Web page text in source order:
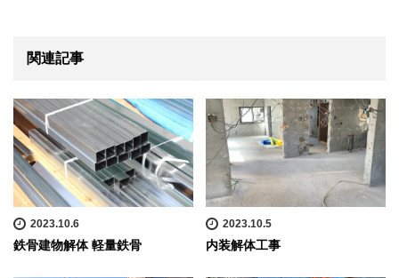
関連記事
2023.10.6
鉄骨建物解体 軽量鉄骨
2023.10.5
内装解体工事